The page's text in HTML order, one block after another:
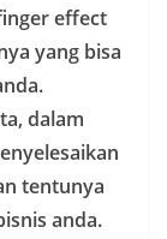
effect
yang bisa
dalam
tentunya
anda.